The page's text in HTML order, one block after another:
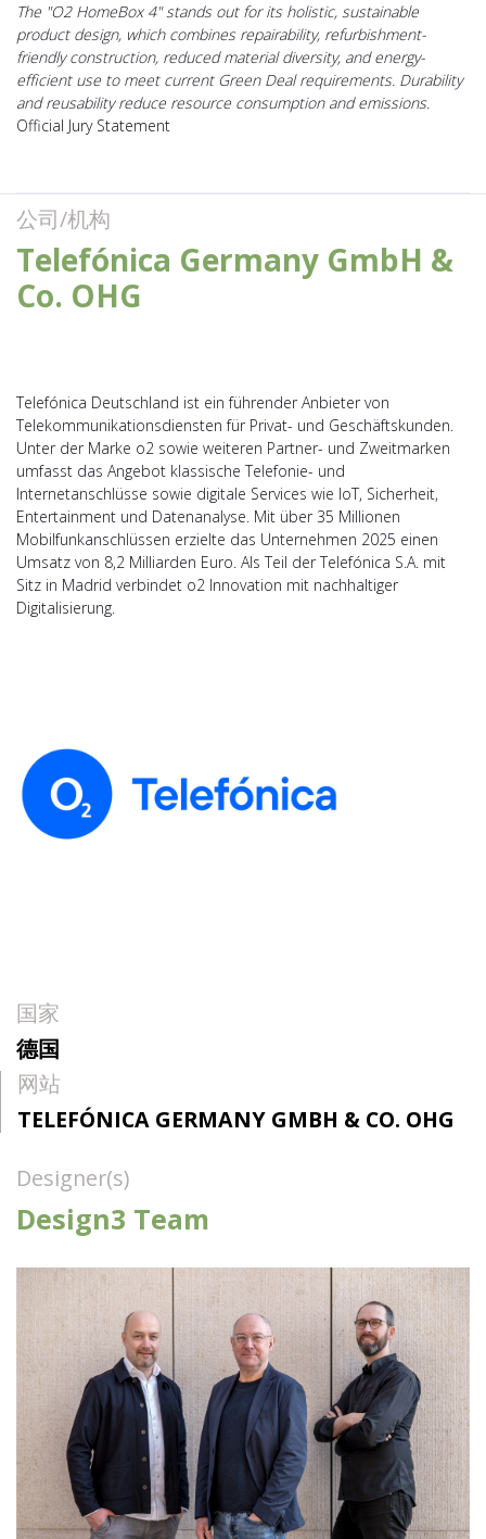
The "O2 HomeBox 4" stands out for its holistic, sustainable
product design, which combines repairability, refurbishment-
friendly construction, reduced material diversity, and energy-
efficient use to meet current Green Deal requirements. Durability
and reusability reduce resource consumption and emissions.
Official Jury Statement
公司/机构
Telefónica Germany GmbH &
Co. OHG
Telefónica Deutschland ist ein führender Anbieter von
Telekommunikationsdiensten für Privat- und Geschäftskunden.
Unter der Marke o2 sowie weiteren Partner- und Zweitmarken
umfasst das Angebot klassische Telefonie- und
Internetanschlüsse sowie digitale Services wie IoT, Sicherheit,
Entertainment und Datenanalyse. Mit über 35 Millionen
Mobilfunkanschlüssen erzielte das Unternehmen 2025 einen
Umsatz von 8,2 Milliarden Euro. Als Teil der Telefónica S.A. mit
Sitz in Madrid verbindet o2 Innovation mit nachhaltiger
Digitalisierung.
国家
德国
网站
TELEFÓNICA GERMANY GMBH & CO. OHG
Designer(s)
Design3 Team